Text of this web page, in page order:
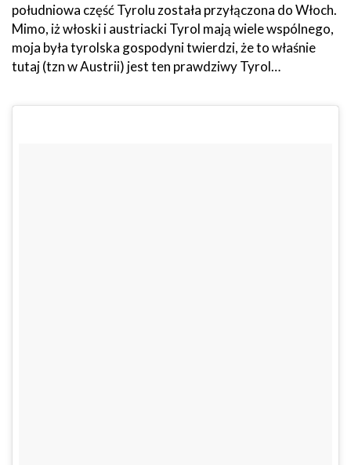
południowa część Tyrolu została przyłączona do Włoch.
Mimo, iż włoski i austriacki Tyrol mają wiele wspólnego,
moja była tyrolska gospodyni twierdzi, że to właśnie
tutaj (tzn w Austrii) jest ten prawdziwy Tyrol…